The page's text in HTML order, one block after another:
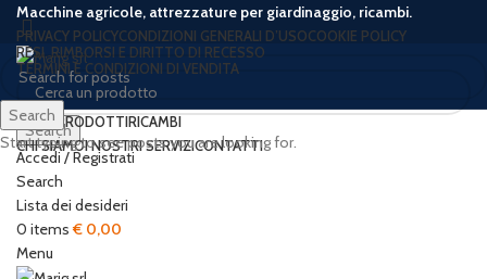
Macchine agricole, attrezzature per giardinaggio, ricambi.
PRIVACY POLICYCONDIZIONI GENERALI D’USOCOOKIE POLICY
RESI, RIMBORSI E DIRITTO DI RECESSO
TERMINI E CONDIZIONI DI VENDITA
Search
Accedi / Registrati
Search
Lista dei desideri
0 items € 0,00
Menu
HOME PRODOTTIRICAMBI
CHI SIAMOI NOSTRI SERVIZICONTATTI
-17%
Search
Start typing to see posts you are looking for.